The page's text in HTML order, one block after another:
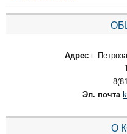
Адрес г.
Эл. почта
О